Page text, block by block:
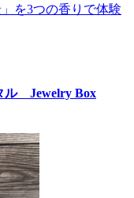
を3つの香りで体験
ル Jewelry Box